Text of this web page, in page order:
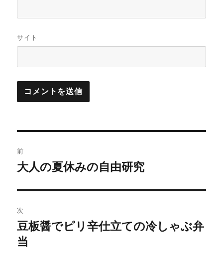
サイト
稿
ビ
ゲ
ー
前
前
投
稿:
大人の夏休みの自由研究
次
次
の
豆板醤でピリ辛仕立ての冷しゃぶ弁
当